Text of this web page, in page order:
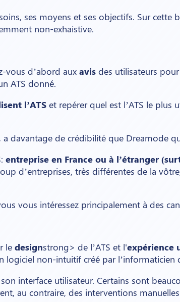
ses moyens et ses objectifs. Sur cette
non-exhaistive.
vous d’abord aux avis des utilisateurs
ATS donné.
l’ATS et repérer quel est l’ATS le plus
davantage de crédibilité que Dreamode
entreprise en France ou à l’étranger
d’entreprises, très différentes de la
vous intéressez principalement à des
le designstrong> de l’ATS et l'expérience
non-intuitif créé par l’informaticien
interface utilisateur. Certains sont
au contraire, des interventions